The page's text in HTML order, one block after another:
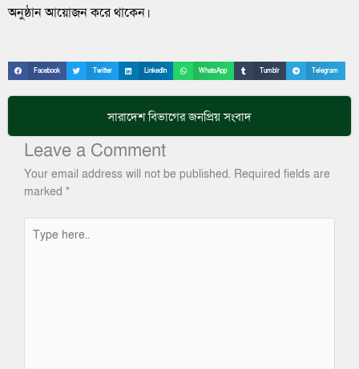
অনুষ্ঠান আয়োজন করে থাকেন।
Facebook Twitter LinkedIn WhatsApp Tumblr Telegram
সারাদেশবিভাগের জনপ্রিয় সংবাদ
Leave a Comment
Your email address will not be published. Required fields are
marked *
here..